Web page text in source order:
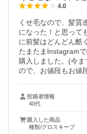
4.0
くせ毛なので、髪質
になった！と思って
に前髪はどんどん酷
たまたまInstagram
購入しました。(今
ので、お値段もお値
私は髪質が細くて柔
あとは、問題の雨や
せん。
投稿者情報
40代
購入した商品
種類/グロスキープ